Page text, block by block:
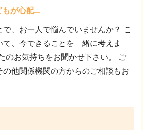
もが心配…
で、お一人で悩んでいませんか？ こ
、今できることを一緒に考えま
のお気持ちをお聞かせ下さい。 ご
の他関係機関の方からのご相談もお